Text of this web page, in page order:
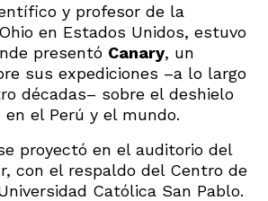
y profesor de la
en Estados Unidos, estuvo
presentó Canary, un
sus expediciones –a lo largo
décadas– sobre el deshielo
el Perú y el mundo.
proyectó en el auditorio del
con el respaldo del Centro de
Católica San Pablo.